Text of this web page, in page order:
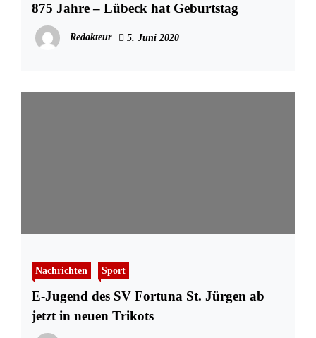
875 Jahre – Lübeck hat Geburtstag
Redakteur 5. Juni 2020
Nachrichten Sport
E-Jugend des SV Fortuna St. Jürgen ab
jetzt in neuen Trikots